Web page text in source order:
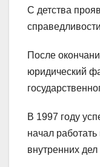
С детства
После
юридический
В 1997 году
начал
внутренних